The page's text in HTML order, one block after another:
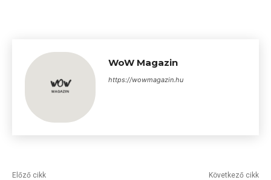
WoW Magazin
https://wowmagazin.hu
Előző cikk Következő cikk